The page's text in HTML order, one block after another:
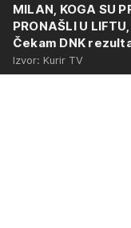
MILAN, KOGA SU
PRONAŠLI U
Čekam DNK
Izvor: Kurir TV